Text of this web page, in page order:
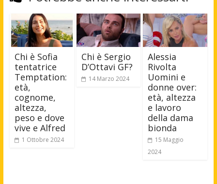
Chi è Sofia
tentatrice
Temptation:
età,
cognome,
altezza,
peso e dove
vive e Alfred
1 Ottobre 2024
Chi è Sergio
D’Ottavi GF?
14 Marzo 2024
Alessia
Rivolta
Uomini e
donne over:
età, altezza
e lavoro
della dama
bionda
15 Maggio
2024